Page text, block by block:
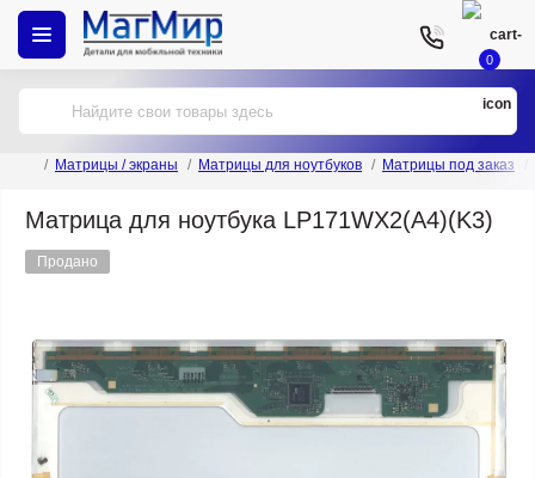
0
Матрицы / экраны Матрицы для ноутбуков Матрицы под заказ
Матрица для ноутбука LP171WX2(A4)(K3)
Продано